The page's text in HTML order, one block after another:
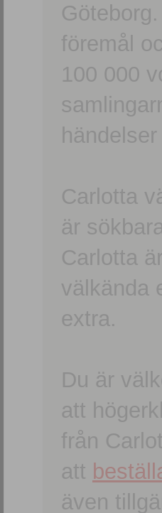
föremål
100 000
Carlotta
är
Carlotta
välkända
extra.
Du är
att
från
att
även